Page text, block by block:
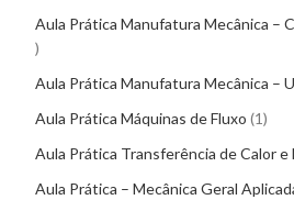
Aula Prática Manufatura Mecânica –
Aula Prática Manufatura Mecânica –
Aula Prática Máquinas de Fluxo 1
Aula Prática Transferência de Calor e
Aula Prática – Mecânica Geral